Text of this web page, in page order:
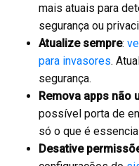
mais atuais para
segurança ou
Atualize sempre:
para invasores.
segurança.
Remova apps não
possível porta de
só o que é
Desative